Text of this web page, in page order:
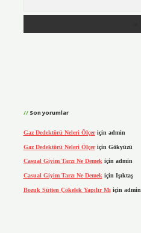
Son yorumlar
Gaz Dedektörü Neleri Ölçeriçin admin
Gaz Dedektörü Neleri Ölçeriçin Gökyüzü
Casual Giyim Tarzı Ne Demekiçin admin
Casual Giyim Tarzı Ne Demek için Işıktaş
Bozuk Sütten Çökelek Yapılır Mı için admin